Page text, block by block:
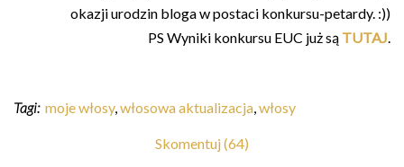
okazji urodzin bloga w postaci konkursu-petardy. :))
PS Wyniki konkursu EUC już są TUTAJ
Tagi: moje włosy, włosowa aktualizacja włosy
Skomentuj (64)